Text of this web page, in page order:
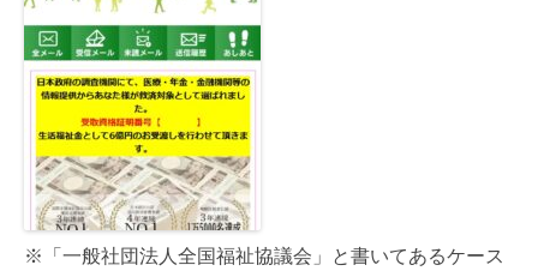
※「一般社団法人全国福祉協議会」と書いてあるケース